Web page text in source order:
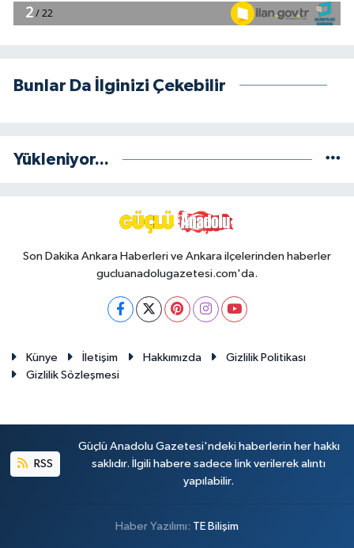
Bunlar Da İlginizi Çekebilir
Yükleniyor...
Son Dakika Ankara Haberleri ve Ankara ilçelerinden haberler
gucluanadolugazetesi.com'da.
Künye İletişim Hakkımızda
Gizlilik Politikası
Gizlilik Sözleşmesi
RSS
Güçlü Anadolu Gazetesi'ndeki haberlerin her hakkı
saklıdır. İlgili habere sadece link verilerek alıntı
yapılabilir.
Haber Yazılımı: TE Bilişim